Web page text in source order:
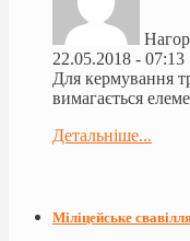
22.05.2018 - 07:13
Для кермування
вимагається
Детальніше...
Міліцейське